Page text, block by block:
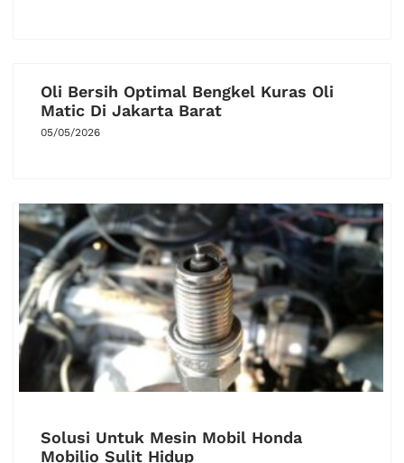
Oli Bersih Optimal Bengkel Kuras Oli
Matic Di Jakarta Barat
05/05/2026
Solusi Untuk Mesin Mobil Honda
Mobilio Sulit Hidup